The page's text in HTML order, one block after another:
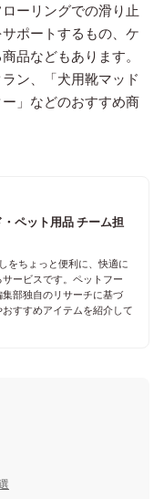
ーリングでの滑り止
ポートするもの、ケ
品などもあります。
ン、「犬用靴マッド
」などのおすすめ商
ペット用品 チーム担
をちょっと便利に、快適に
ービスです。ペットフー
部独自のリサーチに基づ
すすめアイテムを紹介して